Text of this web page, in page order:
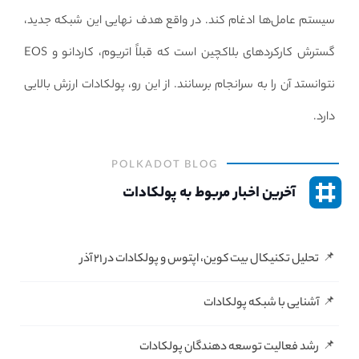
سیستم عامل‌ها ادغام کند. در واقع هدف نهایی این شبکه جدید،
گسترش کارکردهای بلاکچین است که قبلاً اتریوم، کاردانو و EOS
نتوانستد آن را به سرانجام برسانند. از این رو، پولکادات ارزش بالایی
دارد.
POLKADOT BLOG
آخرین اخبار مربوط بهپولکادات
تحلیل تکنیکال بیت کوین، اپتوس و پولکادات در ۲۱ آذر
آشنایی با شبکه پولکادات
رشد فعالیت توسعه دهندگان پولکادات